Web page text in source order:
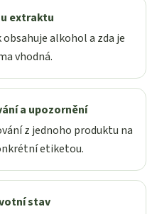
extraktu
alkohol a zda je
vhodná.
a upozornění
z jednoho produktu na
etiketou.
stav